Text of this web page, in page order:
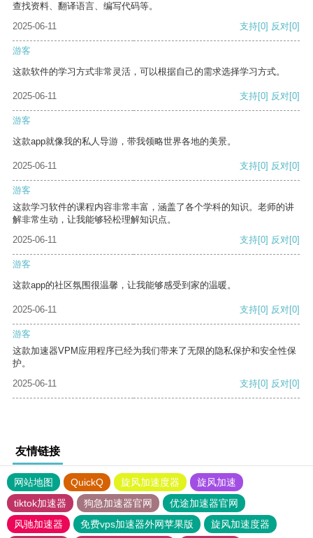
查找资料、翻译语言、编写代码等。
2025-06-11
支持[0] 反对[0]
游客
这款软件的学习方式非常灵活，可以根据自己的需求选择学习方式。
2025-06-11 支持[0] 反对[0]
游客
这款app就像我的私人导游，带我领略世界各地的美景。
2025-06-11 支持[0] 反对[0]
游客
这款学习软件的课程内容非常丰富，涵盖了各个学科的知识。老师的讲
解非常生动，让我能够轻松理解知识点。
2025-06-11
支持[0] 反对[0]
游客
这款app的社区氛围很温馨，让我能够感受到家的温暖。
2025-06-11 支持[0] 反对[0]
游客
这款加速器VPM应用程序已经为我们带来了无限的隐私保护和安全性保
护。
2025-06-11
支持[0] 反对[0]
友情链接
网站地图 QuickQ 旋风加速度器
旋风加速
tiktok加速器
狗急加速器官网
优途加速器官网
风驰加速器
免费vps加速器外网苹果版 旋风加速度器